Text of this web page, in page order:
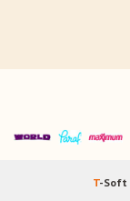
T-Soft